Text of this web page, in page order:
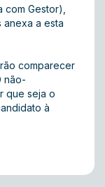
com Gestor),
a esta
comparecer
não-
que seja o
à